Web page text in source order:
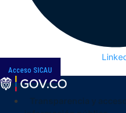
Acceso SICAU